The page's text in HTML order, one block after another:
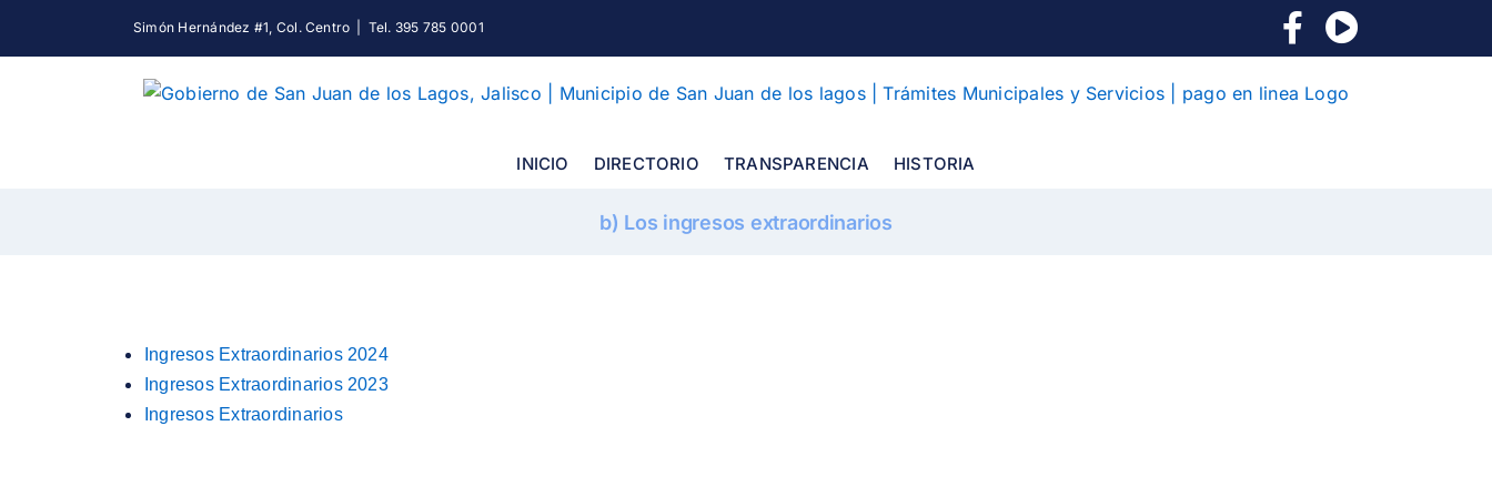
Simón Hernández #1, Col. Centro Tel. 395 785 0001 Facebook
INICIO DIRECTORIO TRANSPARENCIA HISTORIA
b) Los ingresos extraordinarios
Ingresos Extraordinarios 2024
Ingresos Extraordinarios 2023
Ingresos Extraordinarios